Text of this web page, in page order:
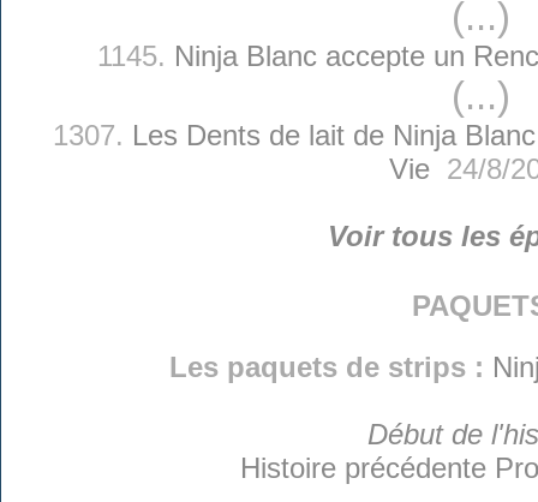
(...)
1145. Ninja Blanc accepte un
(...)
1307. Les Dents de lait de Ninja
Vie24/8/
Voir tous les
Les paquets de strips :
Début de
Histoire précédente